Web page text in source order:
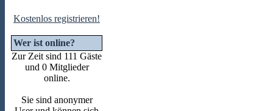
Kostenlos registrieren!
Wer ist online?
Zur Zeit sind 111 Gäste
und 0 Mitglieder
online.
Sie sind anonymer